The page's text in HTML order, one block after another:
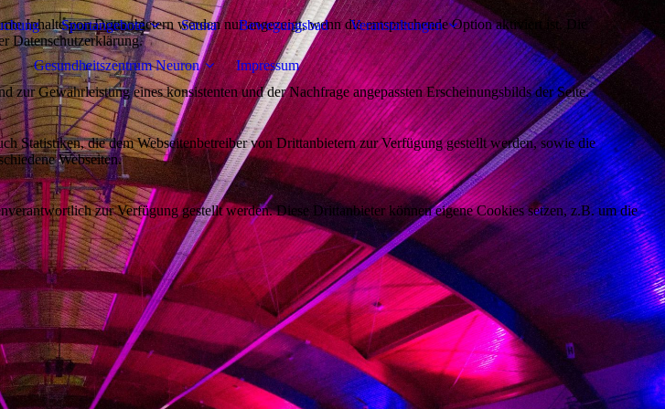
Sportangebote Sauna Bewegungsbad Veranstaltungen
Gesundheitszentrum Neuron Impressum
Inhalte von Drittanbietern werden nur angezeigt, wenn die entsprechende Option aktiviert ist. Die
Datenschutzerklärung.
Gewährleistung eines konsistenten und der Nachfrage angepassten Erscheinungsbilds der Seite.
Statistiken, die dem Webseitenbetreiber von Drittanbietern zur Verfügung gestellt werden, sowie die
Webseiten.
zur Verfügung gestellt werden. Diese Drittanbieter können eigene Cookies setzen, z.B. um die